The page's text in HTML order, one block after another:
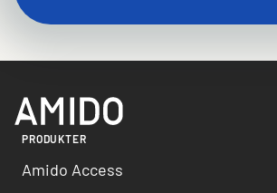
PRODUKTER
Amido Access